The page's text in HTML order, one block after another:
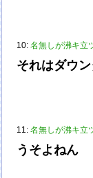
10:名無しが沸キ立
それはダウ
11:名無しが沸キ立
うそよねん